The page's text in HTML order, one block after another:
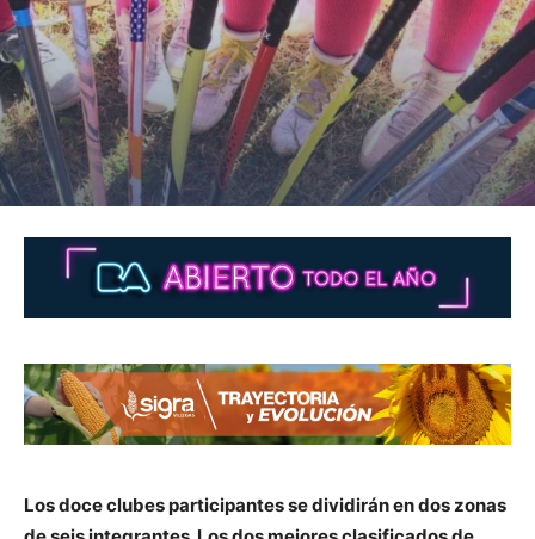
Los doce clubes participantes se dividirán en dos zonas